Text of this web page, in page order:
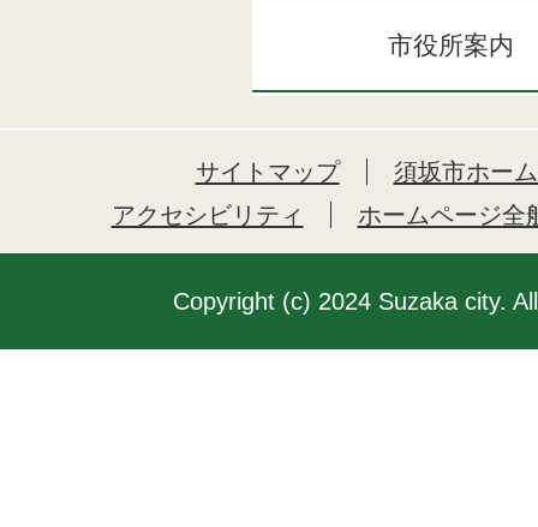
市役所案内
サイトマップ
須坂市ホー
アクセシビリティ
ホームページ全
Copyright (c) 2024 Suzaka city.